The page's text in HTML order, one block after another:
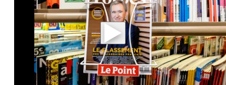
Mit der Wiedergabe dieses Videos werden
Daten an Youtube übertragen.
Hinweise dazu erhalten Sie in derDatenschutzerklärung.
Akzeptieren